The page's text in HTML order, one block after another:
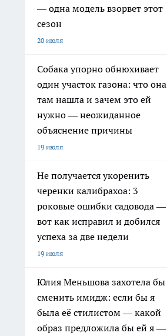
— одна модель взорвет этот
сезон
20 июля
Собака упорно обнюхивает
один участок газона: что она
там нашла и зачем это ей
нужно — неожиданное
объяснение причины
19 июля
Не получается укоренить
черенки калибрахоа: 3
роковые ошибки садовода —
вот как исправил и добился
успеха за две недели
19 июля
Юлия Меньшова захотела бы
сменить имидж: если бы я
была её стилистом — какой
образ предложила бы ей я —